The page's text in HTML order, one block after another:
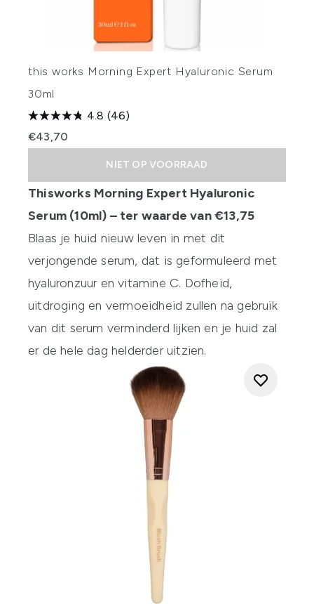
this works Morning Expert Hyaluronic Serum
30ml
4.8 (46)
€43,70
NIET OP VOORRAAD
Thisworks Morning Expert Hyaluronic
Serum (10ml) – ter waarde van €13,75
Blaas je huid nieuw leven in met dit
verjongende serum, dat is geformuleerd met
hyaluronzuur en vitamine C. Dofheid,
uitdroging en vermoeidheid zullen na gebruik
van dit serum verminderd lijken en je huid zal
er de hele dag helderder uitzien.